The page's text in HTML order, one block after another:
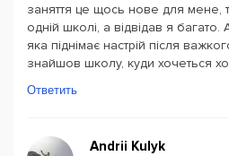
заняття це щось нове для мене,
одній школі, а відвідав я багато.
яка піднімає настрій після
знайшов школу, куди хочеться
Ответить
Andrii Kulyk